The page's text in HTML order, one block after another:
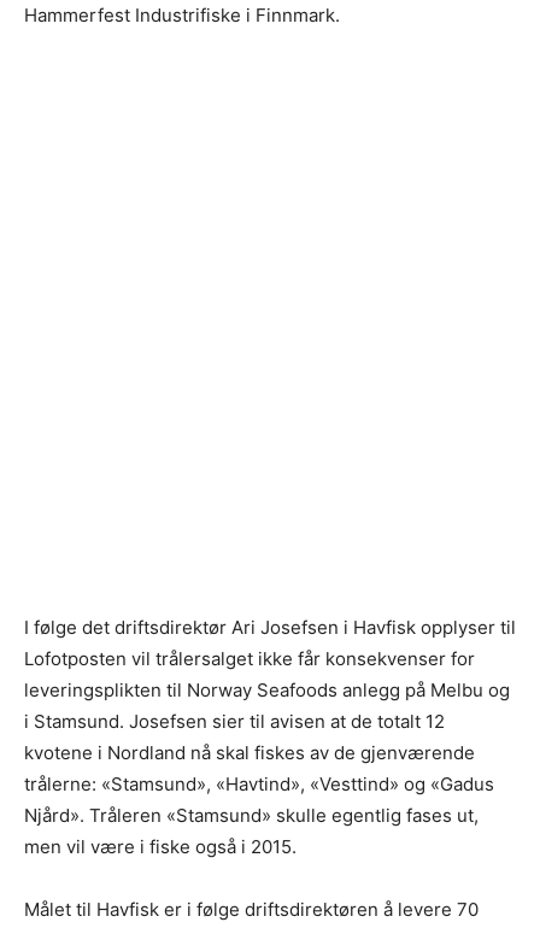
Hammerfest Industrifiske i Finnmark.
I følge det driftsdirektør Ari Josefsen i Havfisk opplyser til
Lofotposten vil trålersalget ikke får konsekvenser for
leveringsplikten til Norway Seafoods anlegg på Melbu og
i Stamsund. Josefsen sier til avisen at de totalt 12
kvotene i Nordland nå skal fiskes av de gjenværende
trålerne: «Stamsund», «Havtind», «Vesttind» og «Gadus
Njård». Tråleren «Stamsund» skulle egentlig fases ut,
men vil være i fiske også i 2015.
Målet til Havfisk er i følge driftsdirektøren å levere 70